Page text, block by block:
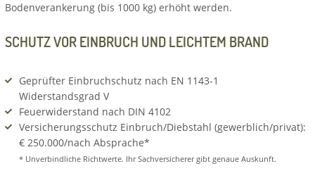
Bodenverankerung (bis 1000 kg) erhöht werden.
SCHUTZ VOR EINBRUCH UND LEICHTEM BRAND
Geprüfter Einbruchschutz nach EN 1143-1
Widerstandsgrad V
Feuerwiderstand nach DIN 4102
Versicherungsschutz Einbruch/Diebstahl (gewerblich/privat):
€ 250.000/nach Absprache*
* Unverbindliche Richtwerte. Ihr Sachversicherer gibt genaue Auskunft.